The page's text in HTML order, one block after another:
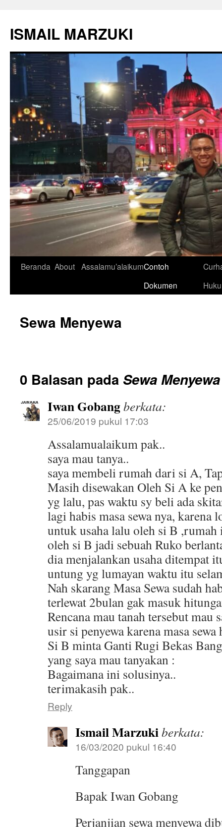
isi
ISMAIL MARZUKI
Beranda About Assalamu’alaikumContoh
Dokumen
Sewa Menyewa
0 Balasan pada Sewa Menyewa
Iwan Gobangberkata:
25/06/2019 pukul 17:03
Assalamualaikum pak..
saya mau tanya..
saya membeli rumah dari si A,
Masih disewakan Oleh Si A ke
yg lalu, pas waktu sy beli ada
lagi habis masa sewa nya, karena
untuk usaha lalu oleh si B
oleh si B jadi sebuah Ruko
dia menjalankan usaha ditempat
untung yg lumayan waktu itu
Nah skarang Masa Sewa sudah
terlewat 2bulan gak masuk
Rencana mau tanah tersebut mau
usir si penyewa karena masa
Si B minta Ganti Rugi Bekas
yang saya mau tanyakan :
Bagaimana ini solusinya..
terimakasih pak..
Reply
Ismail Marzukiberkata:
16/03/2020 pukul 16:40
Tanggapan
Bapak Iwan Gobang
Perjanjian sewa menyewa